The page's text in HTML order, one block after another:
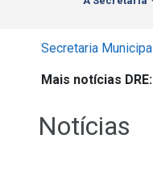
Secretaria
Mais notícias DRE:
Notícias